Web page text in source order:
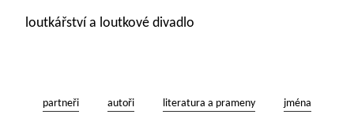
loutkářství a loutkové divadlo
partneři autoři literatura a prameny jména